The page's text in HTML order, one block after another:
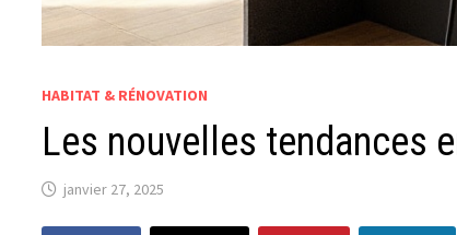
HABITAT & RÉNOVATION
Les nouvelles tendances
janvier 27, 2025